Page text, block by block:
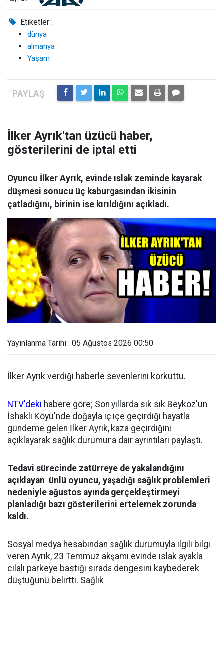
Etiketler :
dünya
almanya
Yaşam
İlker Ayrık'tan üzücü haber,
gösterilerini de iptal etti
Oyuncu İlker Ayrık, evinde ıslak zeminde kayarak
düşmesi sonucu üç kaburgasından ikisinin
çatladığını, birinin ise kırıldığını açıkladı.
Yayınlanma Tarihi : 05 Ağustos 2026 00:50
İlker Ayrık verdiği haberle sevenlerini korkuttu.
NTV'deki habere göre; Son yıllarda sık sık Beykoz'un
İshaklı Köyü'nde doğayla iç içe geçirdiği hayatla
gündeme gelen İlker Ayrık, kaza geçirdiğini
açıklayarak sağlık durumuna dair ayrıntıları paylaştı.
Tedavi sürecinde zatürreye de yakalandığını
açıklayan ünlü oyuncu, yaşadığı sağlık problemleri
nedeniyle ağustos ayında gerçekleştirmeyi
planladığı bazı gösterilerini ertelemek zorunda
kaldı.
Sosyal medya hesabından sağlık durumuyla ilgili bilgi
veren Ayrık, 23 Temmuz akşamı evinde ıslak ayakla
cilalı parkeye bastığı sırada dengesini kaybederek
düştüğünü belirtti. Sağlık